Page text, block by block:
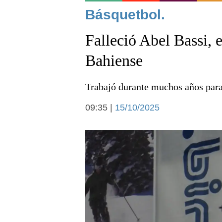
Noticias
Arte y cultura
Economía y campo
Básquetbol.
Falleció Abel Bassi,
Bahiense
Trabajó durante muchos años
09:35 | 15/10/2025